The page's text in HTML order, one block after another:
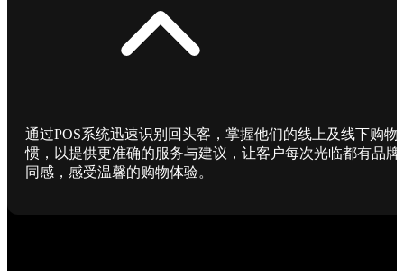
通过POS系统迅速识别回头客，掌握他们的线上及线下购物
惯，以提供更准确的服务与建议，让客户每次光临都有品牌
同感，感受温馨的购物体验。